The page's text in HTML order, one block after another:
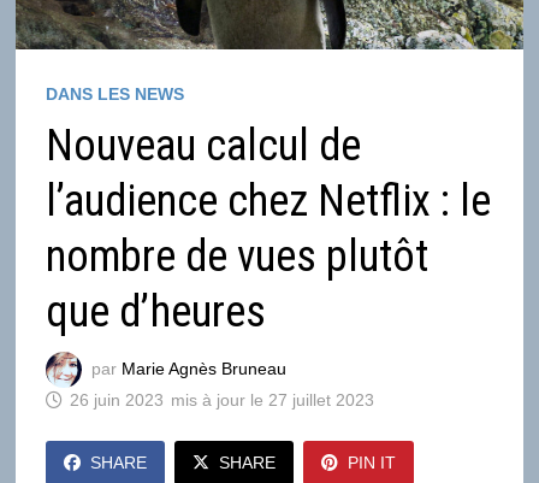
DANS LES NEWS
Nouveau calcul de
l’audience chez Netflix : le
nombre de vues plutôt
que d’heures
par Marie Agnès Bruneau
26 juin 2023
27 juillet 2023
SHARE SHARE PIN IT